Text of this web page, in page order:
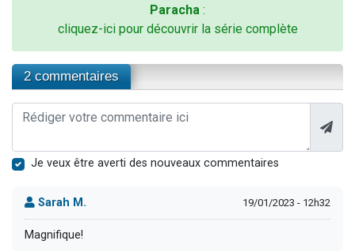
Paracha :
cliquez-ici pour découvrir la série complète
2 commentaires
Je veux être averti des nouveaux commentaires
Sarah M. 19/01/2023 - 12h32
Magnifique!